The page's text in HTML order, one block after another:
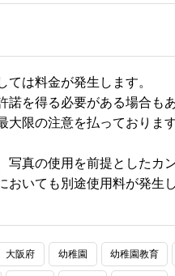
は料金が発生します。
を得る必要がある場合もあ
限の注意を払っておりま
真の使用を前提としたカ
おいても別途使用料が発生
大阪府 幼稚園 幼稚園教育